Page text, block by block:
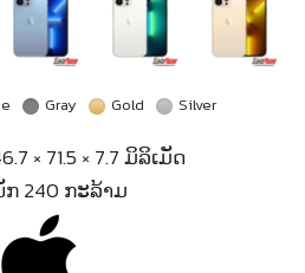
Gray Gold Silver
× 71.5 × 7.7 ມິລິເມັດ
240 ກະລ້າມ